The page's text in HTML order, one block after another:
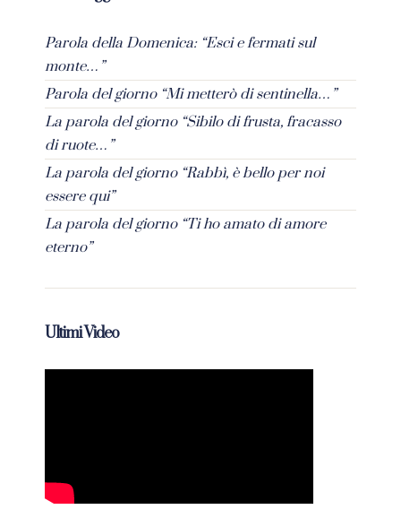
Parola della Domenica: “Esci e fermati sul
monte…”
Parola del giorno “Mi metterò di sentinella…”
La parola del giorno “Sibilo di frusta, fracasso
di ruote…”
La parola del giorno “Rabbì, è bello per noi
essere qui”
La parola del giorno “Ti ho amato di amore
eterno”
Ultimi Video